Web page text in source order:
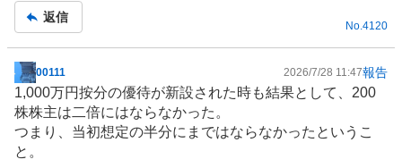
返信
No.4120
掲
示
板
記
事
00111 2026/7/28 11:47報告
1,000万円按分の優待が新設された時も結果として、200
株株主は二倍にはならなかった。
つまり、当初想定の半分にまではならなかったというこ
と。